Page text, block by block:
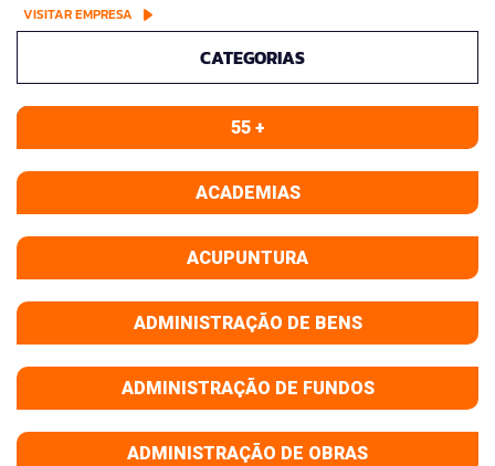
VISITAR EMPRESA
CATEGORIAS
55 +
ACADEMIAS
ACUPUNTURA
ADMINISTRAÇÃO DE BENS
ADMINISTRAÇÃO DE FUNDOS
ADMINISTRAÇÃO DE OBRAS